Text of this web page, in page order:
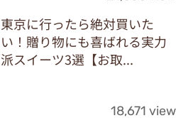
東京に行ったら絶対買いた
い！贈り物にも喜ばれる実力
派スイーツ3選【お取...
18,671 view